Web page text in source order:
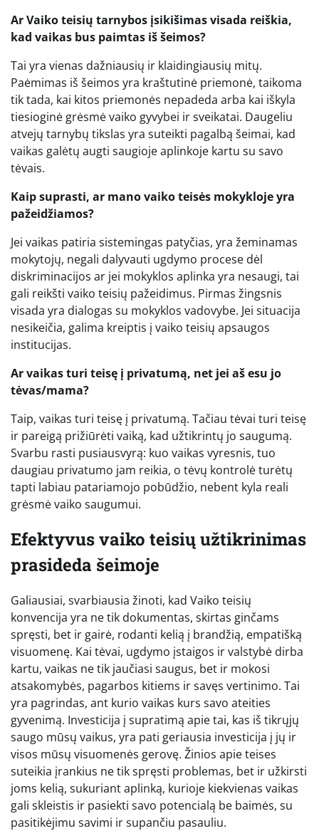
Ar Vaiko teisių tarnybos įsikišimas visada reiškia,
kad vaikas bus paimtas iš šeimos?
Tai yra vienas dažniausių ir klaidingiausių mitų.
Paėmimas iš šeimos yra kraštutinė priemonė, taikoma
tik tada, kai kitos priemonės nepadeda arba kai iškyla
tiesioginė grėsmė vaiko gyvybei ir sveikatai. Daugeliu
atvejų tarnybų tikslas yra suteikti pagalbą šeimai, kad
vaikas galėtų augti saugioje aplinkoje kartu su savo
tėvais.
Kaip suprasti, ar mano vaiko teisės mokykloje yra
pažeidžiamos?
Jei vaikas patiria sistemingas patyčias, yra žeminamas
mokytojų, negali dalyvauti ugdymo procese dėl
diskriminacijos ar jei mokyklos aplinka yra nesaugi, tai
gali reikšti vaiko teisių pažeidimus. Pirmas žingsnis
visada yra dialogas su mokyklos vadovybe. Jei situacija
nesikeičia, galima kreiptis į vaiko teisių apsaugos
institucijas.
Ar vaikas turi teisę į privatumą, net jei aš esu jo
tėvas/mama?
Taip, vaikas turi teisę į privatumą. Tačiau tėvai turi teisę
ir pareigą prižiūrėti vaiką, kad užtikrintų jo saugumą.
Svarbu rasti pusiausvyrą: kuo vaikas vyresnis, tuo
daugiau privatumo jam reikia, o tėvų kontrolė turėtų
tapti labiau patariamojo pobūdžio, nebent kyla reali
grėsmė vaiko saugumui.
Efektyvus vaiko teisių užtikrinimas
prasideda šeimoje
Galiausiai, svarbiausia žinoti, kad Vaiko teisių
konvencija yra ne tik dokumentas, skirtas ginčams
spręsti, bet ir gairė, rodanti kelią į brandžią, empatišką
visuomenę. Kai tėvai, ugdymo įstaigos ir valstybė dirba
kartu, vaikas ne tik jaučiasi saugus, bet ir mokosi
atsakomybės, pagarbos kitiems ir savęs vertinimo. Tai
yra pagrindas, ant kurio vaikas kurs savo ateities
gyvenimą. Investicija į supratimą apie tai, kas iš tikrųjų
saugo mūsų vaikus, yra pati geriausia investicija į jų ir
visos mūsų visuomenės gerovę. Žinios apie teises
suteikia įrankius ne tik spręsti problemas, bet ir užkirsti
joms kelią, sukuriant aplinką, kurioje kiekvienas vaikas
gali skleistis ir pasiekti savo potencialą be baimės, su
pasitikėjimu savimi ir supančiu pasauliu.